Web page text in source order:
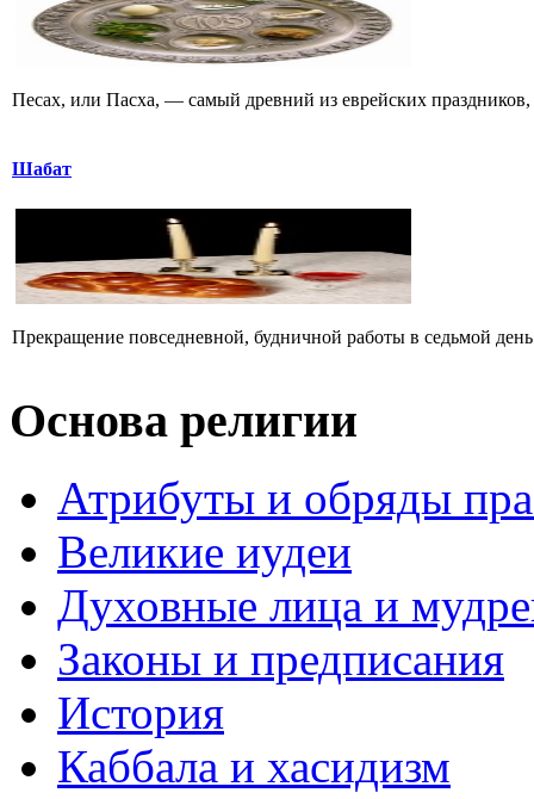
Песах, или Пасха, — самый древний из еврейских
Шабат
Прекращение повседневной, будничной работы в седьмой
Основа религии
Атрибуты и обряды
Великие иудеи
Духовные лица и
Законы и предписания
История
Каббала и хасидизм